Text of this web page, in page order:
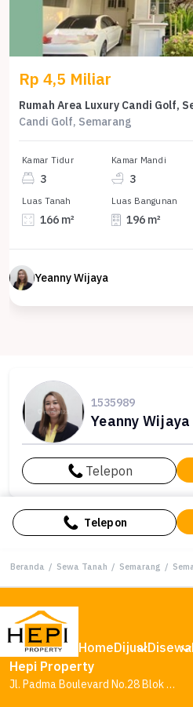
Rp 4,5 Miliar
Candi Golf, Semarang
Kamar Tidur
3
Kamar Mandi
3
Luas Tanah
166 m²
Luas Bangunan
196 m²
Yeanny Wijaya
1535989
Yeanny Wijaya
Telepon
Telepon
Beranda / Sewa Tanah / Semarang /
HomeDijualDisewa
Hepi Property
Jl. Padma Boulevard No.28 Blok AA1, Tambakharjo, Kec. Semarang Barat, Kota Semarang, Jawa Tengah 50145